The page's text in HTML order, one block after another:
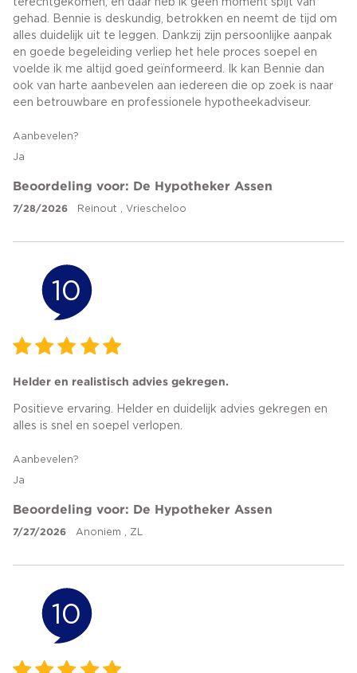
terechtgekomen, en daar heb ik geen moment spijt van
gehad. Bennie is deskundig, betrokken en neemt de tijd om
alles duidelijk uit te leggen. Dankzij zijn persoonlijke aanpak
en goede begeleiding verliep het hele proces soepel en
voelde ik me altijd goed geïnformeerd. Ik kan Bennie dan
ook van harte aanbevelen aan iedereen die op zoek is naar
een betrouwbare en professionele hypotheekadviseur.
Aanbevelen?
Ja
Beoordeling voor: De Hypotheker Assen
7/28/2026 Reinout , Vriescheloo
10
Helder en realistisch advies gekregen.
Positieve ervaring. Helder en duidelijk advies gekregen en
alles is snel en soepel verlopen.
Aanbevelen?
Ja
Beoordeling voor: De Hypotheker Assen
7/27/2026 Anoniem , ZL
10